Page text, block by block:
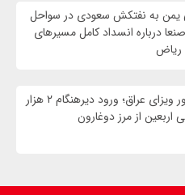
یمن به نفتکش سعودی در سواحل
درباره انسداد کامل مسیرهای
ریاض
تأخیر در صدور ویزای عراق؛ ورود دیرهنگام ۲ هزار
اربعین از مرز دوغارون